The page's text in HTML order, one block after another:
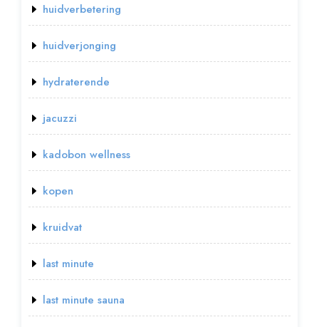
huidverbetering
huidverjonging
hydraterende
jacuzzi
kadobon wellness
kopen
kruidvat
last minute
last minute sauna